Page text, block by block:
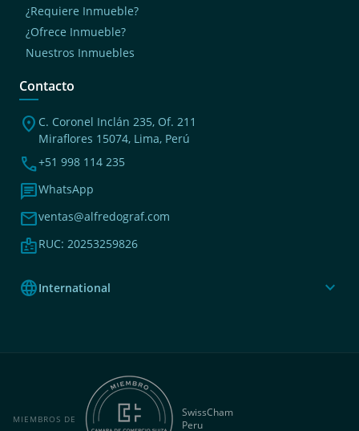
¿Requiere Inmueble?
¿Ofrece Inmueble?
Nuestros Inmuebles
Contacto
location_on C. Coronel Inclán 235, Of. 211
Miraflores 15074, Lima, Perú
phone+51 998 114 235
chatWhatsApp
mailventas@alfredograf.com
badgeRUC: 20253259826
languageInternational expand_more
MIEMBROS DE
SwissCham
Peru